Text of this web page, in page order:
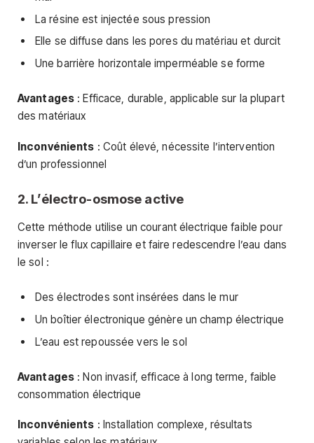
La résine est injectée sous pression
Elle se diffuse dans les pores du matériau et durcit
Une barrière horizontale imperméable se forme
Avantages : Efficace, durable, applicable sur la plupart
des matériaux
Inconvénients : Coût élevé, nécessite l’intervention
d’un professionnel
2. L’électro-osmose active
Cette méthode utilise un courant électrique faible pour
inverser le flux capillaire et faire redescendre l’eau dans
le sol :
Des électrodes sont insérées dans le mur
Un boîtier électronique génère un champ électrique
L’eau est repoussée vers le sol
Avantages : Non invasif, efficace à long terme, faible
consommation électrique
Inconvénients : Installation complexe, résultats